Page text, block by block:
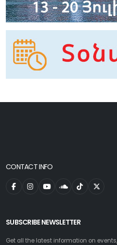
CONTACT INFO
SUBSCRIBE NEWSLETTER
Get all the latest information on